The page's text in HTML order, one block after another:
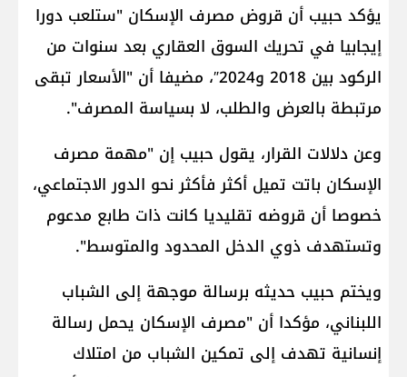
يؤكد حبيب أن قروض مصرف الإسكان "ستلعب دورا
إيجابيا في تحريك السوق العقاري بعد سنوات من
الركود بين 2018 و2024″، مضيفا أن "الأسعار تبقى
مرتبطة بالعرض والطلب، لا بسياسة المصرف".
وعن دلالات القرار، يقول حبيب إن "مهمة مصرف
الإسكان باتت تميل أكثر فأكثر نحو الدور الاجتماعي،
خصوصا أن قروضه تقليديا كانت ذات طابع مدعوم
وتستهدف ذوي الدخل المحدود والمتوسط".
ويختم حبيب حديثه برسالة موجهة إلى الشباب
اللبناني، مؤكدا أن "مصرف الإسكان يحمل رسالة
إنسانية تهدف إلى تمكين الشباب من امتلاك